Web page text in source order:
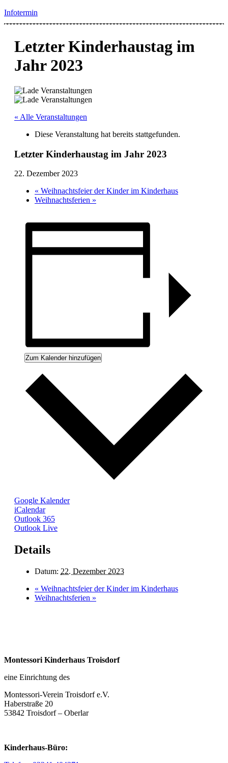
Infotermin
Letzter Kinderhaustag im
Jahr 2023
« Alle Veranstaltungen
Diese Veranstaltung hat bereits stattgefunden.
Letzter Kinderhaustag im Jahr 2023
22. Dezember 2023
« Weihnachtsfeier der Kinder im Kinderhaus
Weihnachtsferien »
Zum Kalender hinzufügen
Google Kalender
iCalendar
Outlook 365
Outlook Live
Details
Datum: 22. Dezember 2023
« Weihnachtsfeier der Kinder im Kinderhaus
Weihnachtsferien »
Montessori Kinderhaus Troisdorf
eine Einrichtung des
Montessori-Verein Troisdorf e.V.
Haberstraße 20
53842 Troisdorf – Oberlar
Kinderhaus-Büro: